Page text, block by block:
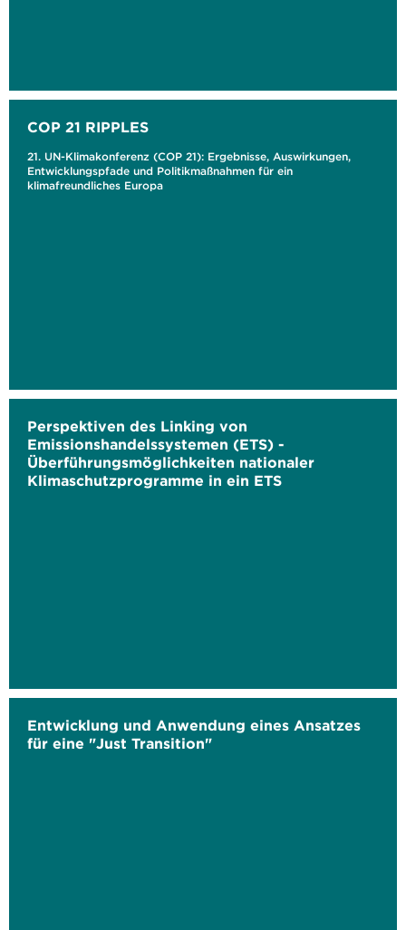
COP 21 RIPPLES
21. UN-Klimakonferenz (COP 21): Ergebnisse, Auswirkungen,
Entwicklungspfade und Politikmaßnahmen für ein
klimafreundliches Europa
Perspektiven des Linking von
Emissionshandelssystemen (ETS) -
Überführungsmöglichkeiten nationaler
Klimaschutzprogramme in ein ETS
Entwicklung und Anwendung eines Ansatzes
für eine "Just Transition"